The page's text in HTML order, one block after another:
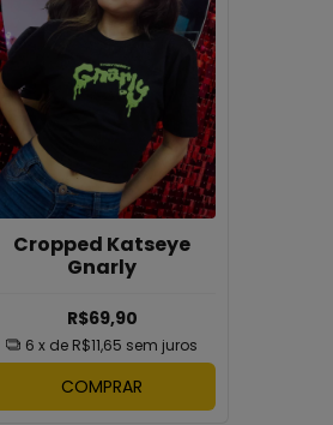
Cropped Katseye
Gnarly
R$69,90
6 x de R$11,65 sem juros
COMPRAR